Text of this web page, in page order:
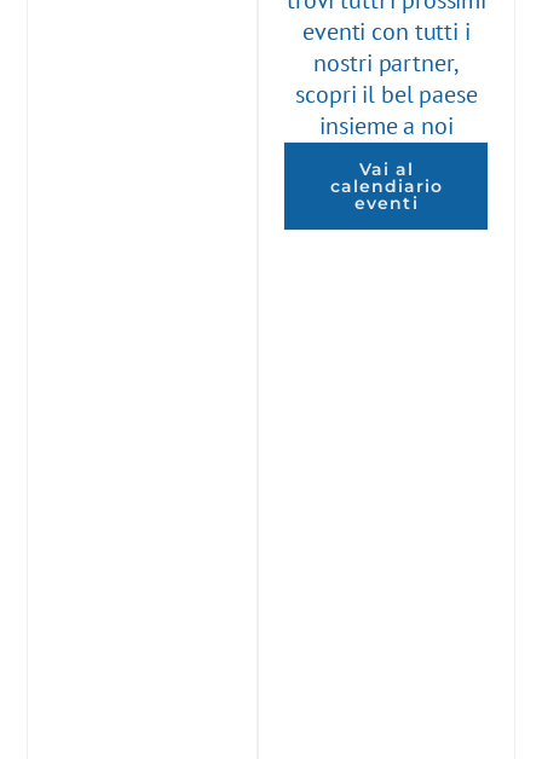
eventi con tutti i
nostri partner,
scopri il bel paese
insieme a noi
Vai al
calendiario
eventi